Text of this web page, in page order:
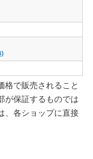
格で販売されること
が保証するものでは
、各ショップに直接